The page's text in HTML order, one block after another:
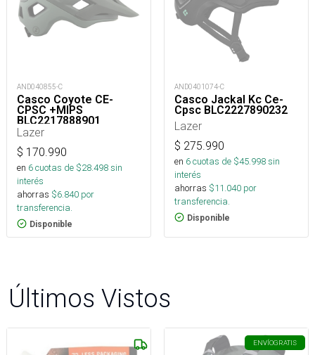
AND040855-C
Casco Coyote CE-
CPSC +MIPS
BLC2217888901
Lazer
$ 170.990
en 6cuotas de $28.498sin
interés
ahorras $6.840 por
transferencia.
Disponible
AND0401074-C
Casco Jackal Kc Ce-
Cpsc BLC2227890232
Lazer
$ 275.990
en 6cuotas de $45.998sin
interés
ahorras $11.040 por
transferencia.
Disponible
Últimos Vistos
ENVÍOGRATIS